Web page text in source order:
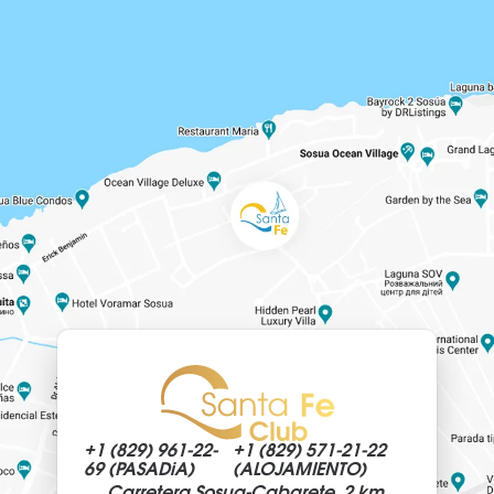
+1 (829) 961-22-
69 (PASADiA)
+1 (829) 571-21-22
(ALOJAMIENTO)